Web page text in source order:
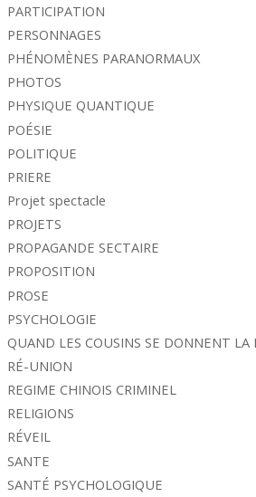
PARTICIPATION
PERSONNAGES
PHÉNOMÈNES PARANORMAUX
PHOTOS
PHYSIQUE QUANTIQUE
POÉSIE
POLITIQUE
PRIERE
Projet spectacle
PROJETS
PROPAGANDE SECTAIRE
PROPOSITION
PROSE
PSYCHOLOGIE
QUAND LES COUSINS SE DONNENT LA
RÉ-UNION
REGIME CHINOIS CRIMINEL
RELIGIONS
RÉVEIL
SANTE
SANTÉ PSYCHOLOGIQUE